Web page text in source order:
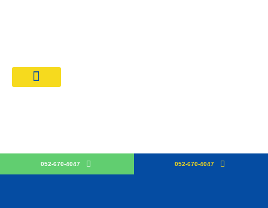
052-670-4047
052-670-4047